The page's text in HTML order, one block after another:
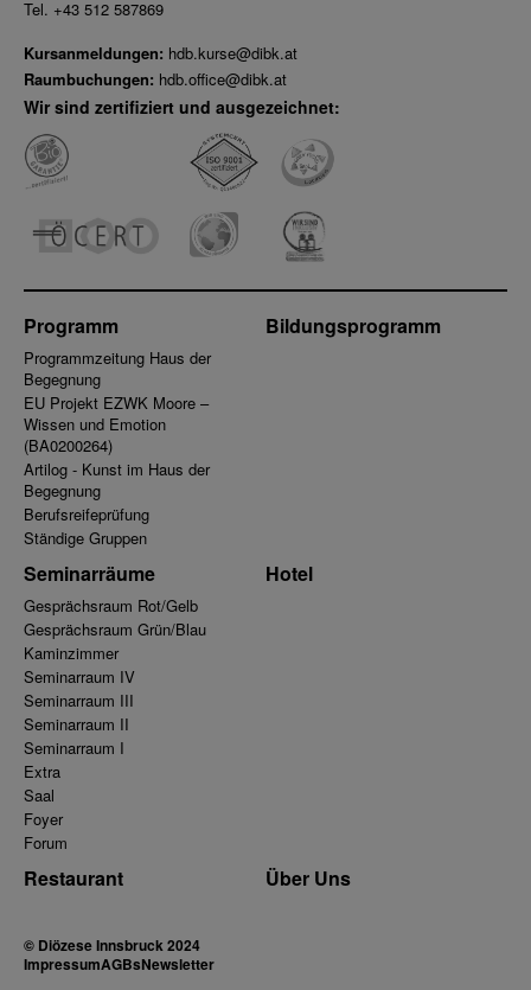
Tel. +43 512 587869
Kursanmeldungen: hdb.kurse@dibk.at
Raumbuchungen: hdb.office@dibk.at
Wir sind zertifiziert und ausgezeichnet:
Programm
Programmzeitung Haus der
Begegnung
EU Projekt EZWK Moore –
Wissen und Emotion
(BA0200264)
Artilog - Kunst im Haus der
Begegnung
Berufsreifeprüfung
Ständige Gruppen
Bildungsprogramm
Seminarräume
Gesprächsraum Rot/Gelb
Gesprächsraum Grün/Blau
Kaminzimmer
Seminarraum IV
Seminarraum III
Seminarraum II
Seminarraum I
Extra
Saal
Foyer
Forum
Hotel
Restaurant Über Uns
© Diözese Innsbruck 2024
ImpressumAGBsNewsletter